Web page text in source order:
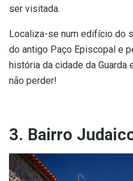
ser visitada.
Localiza-se num edifício do
do antigo Paço Episcopal e
história da cidade da
não perder!
3. Bairro